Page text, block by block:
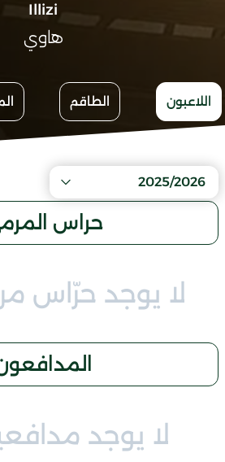
Illizi
هاوي
اللاعبون الطاقم
2025/2026
حراس
لا يوجد حرّاس
لا يوجد